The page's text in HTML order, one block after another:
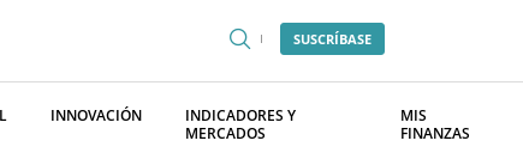
SUSCRÍBASE
INNOVACIÓN
INDICADORES Y
MERCADOS
MIS
FINANZAS